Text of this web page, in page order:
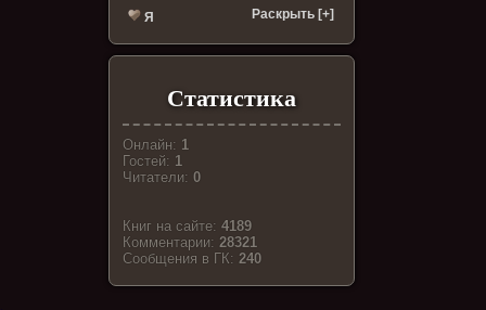
Я Раскрыть [+]
Статистика
Онлайн: 1
Гостей: 1
Читатели:0
Книг на сайте:4189
Комментарии:28321
Cообщения в ГК:240